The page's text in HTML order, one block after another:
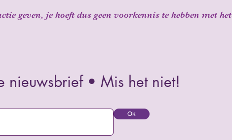
geven, je hoeft dus geen voorkennis te hebben met het
nieuwsbrief • Mis het niet!
Ok